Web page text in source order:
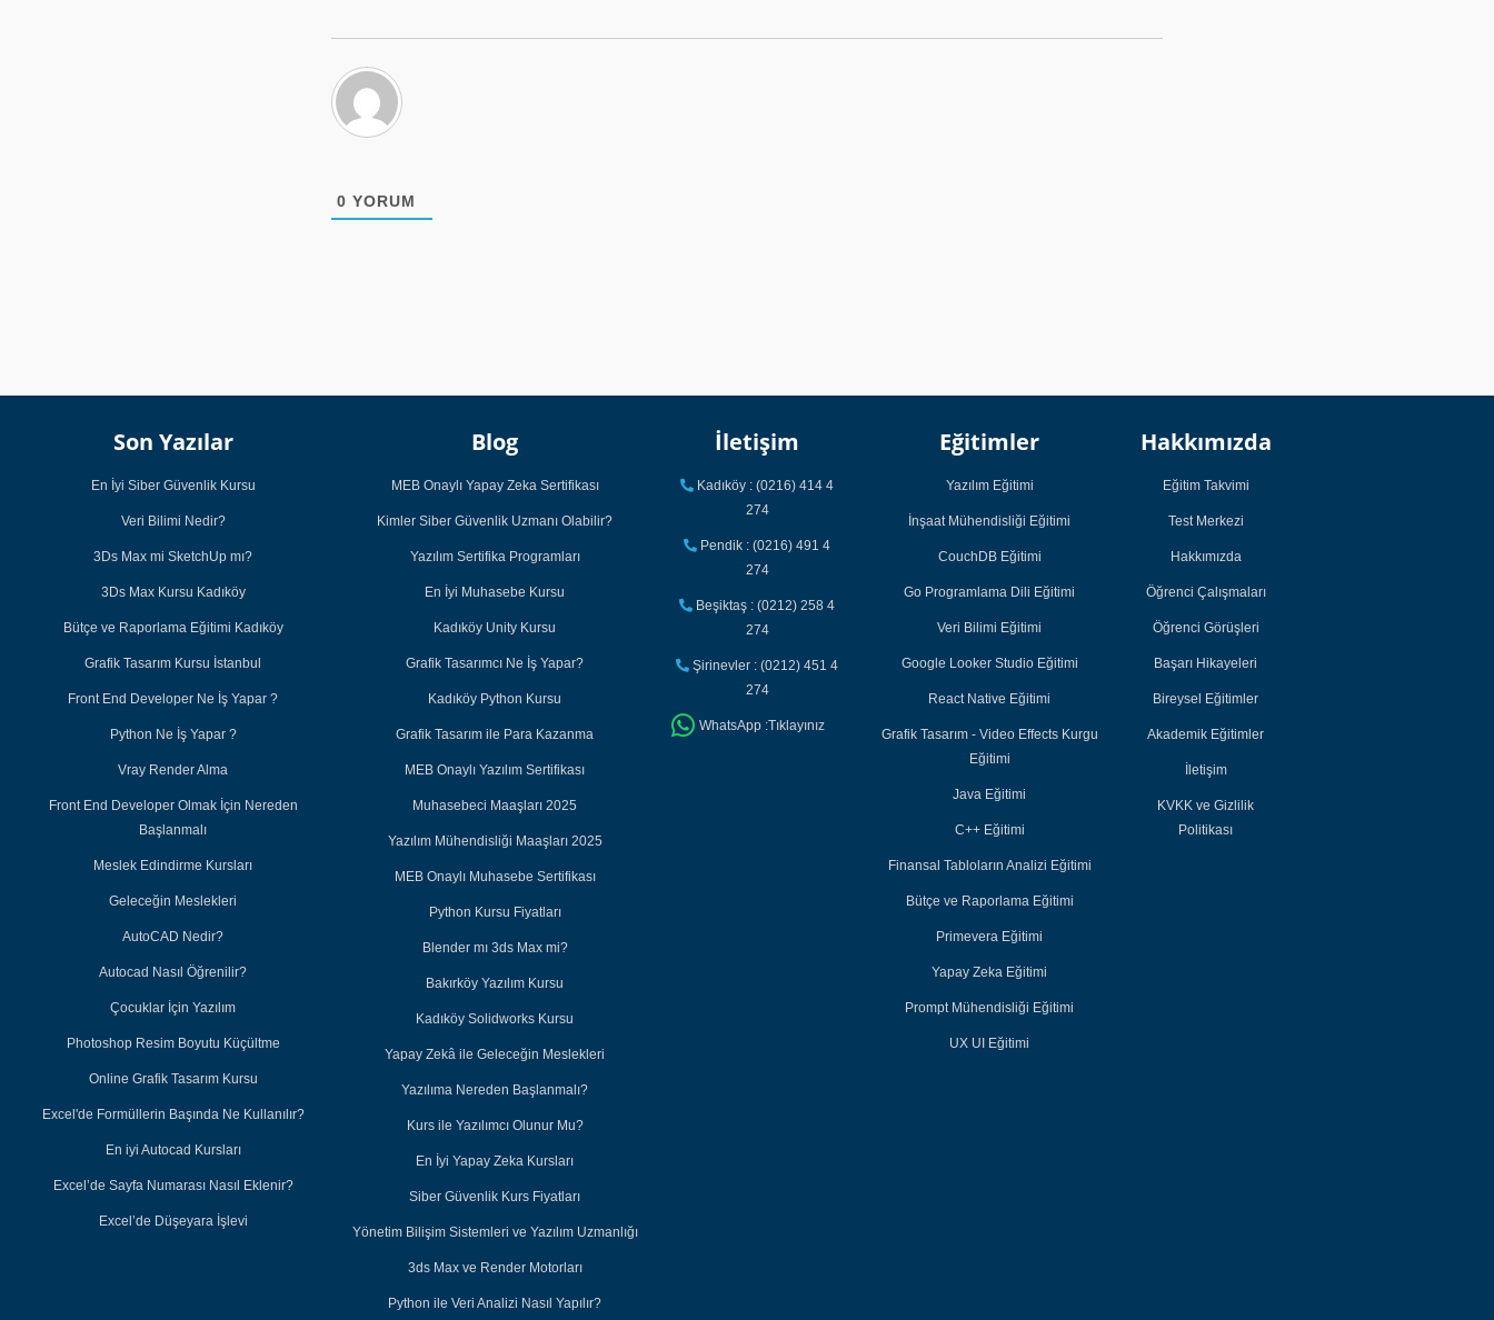
0 YORUM
Son Yazılar
En İyi Siber Güvenlik Kursu
Veri Bilimi Nedir?
3Ds Max mi SketchUp mı?
3Ds Max Kursu Kadıköy
Bütçe ve Raporlama Eğitimi Kadıköy
Grafik Tasarım Kursu İstanbul
Front End Developer Ne İş Yapar ?
Python Ne İş Yapar ?
Vray Render Alma
Front End Developer Olmak İçin Nereden
Başlanmalı
Meslek Edindirme Kursları
Geleceğin Meslekleri
AutoCAD Nedir?
Autocad Nasıl Öğrenilir?
Çocuklar İçin Yazılım
Photoshop Resim Boyutu Küçültme
Online Grafik Tasarım Kursu
Excel'de Formüllerin Başında Ne Kullanılır?
En iyi Autocad Kursları
Excel’de Sayfa Numarası Nasıl Eklenir?
Excel’de Düşeyara İşlevi
Blog
MEB Onaylı Yapay Zeka Sertifikası
Kimler Siber Güvenlik Uzmanı Olabilir?
Yazılım Sertifika Programları
En İyi Muhasebe Kursu
Kadıköy Unity Kursu
Grafik Tasarımcı Ne İş Yapar?
Kadıköy Python Kursu
Grafik Tasarım ile Para Kazanma
MEB Onaylı Yazılım Sertifikası
Muhasebeci Maaşları 2025
Yazılım Mühendisliği Maaşları 2025
MEB Onaylı Muhasebe Sertifikası
Python Kursu Fiyatları
Blender mı 3ds Max mi?
Bakırköy Yazılım Kursu
Kadıköy Solidworks Kursu
Yapay Zekâ ile Geleceğin Meslekleri
Yazılıma Nereden Başlanmalı?
Kurs ile Yazılımcı Olunur Mu?
En İyi Yapay Zeka Kursları
Siber Güvenlik Kurs Fiyatları
Yönetim Bilişim Sistemleri ve Yazılım Uzmanlığı
3ds Max ve Render Motorları
Python ile Veri Analizi Nasıl Yapılır?
İletişim
Kadıköy : (0216) 414 4
274
Pendik : (0216) 491 4
274
Beşiktaş : (0212) 258 4
274
Şirinevler : (0212) 451 4
274
WhatsApp :Tıklayınız
Eğitimler
Yazılım Eğitimi
İnşaat Mühendisliği Eğitimi
CouchDB Eğitimi
Go Programlama Dili Eğitimi
Veri Bilimi Eğitimi
Google Looker Studio Eğitimi
React Native Eğitimi
Grafik Tasarım - Video Effects Kurgu
Eğitimi
Java Eğitimi
C++ Eğitimi
Finansal Tabloların Analizi Eğitimi
Bütçe ve Raporlama Eğitimi
Primevera Eğitimi
Yapay Zeka Eğitimi
Prompt Mühendisliği Eğitimi
UX UI Eğitimi
Hakkımızda
Eğitim Takvimi
Test Merkezi
Hakkımızda
Öğrenci Çalışmaları
Öğrenci Görüşleri
Başarı Hikayeleri
Bireysel Eğitimler
Akademik Eğitimler
İletişim
KVKK ve Gizlilik
Politikası